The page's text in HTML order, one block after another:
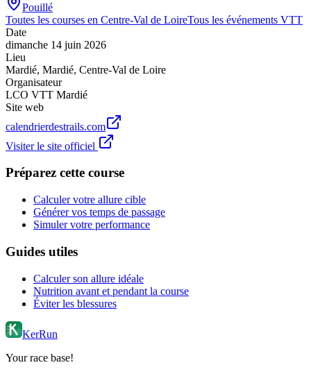
Pouillé
Toutes les courses en Centre-Val de LoireTous les événements VTT
Date
dimanche 14 juin 2026
Lieu
Mardié, Mardié, Centre-Val de Loire
Organisateur
LCO VTT Mardié
Site web
calendrierdestrails.com
Visiter le site officiel
Préparez cette course
Calculer votre allure cible
Générer vos temps de passage
Simuler votre performance
Guides utiles
Calculer son allure idéale
Nutrition avant et pendant la course
Éviter les blessures
KerRun
Your race base!